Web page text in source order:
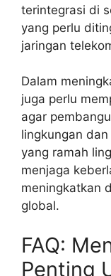
terintegrasi di
yang perlu
jaringan
Dalam
juga perlu
agar
lingkungan
yang ramah
menjaga
meningkatkan
global.
FAQ:
Penting